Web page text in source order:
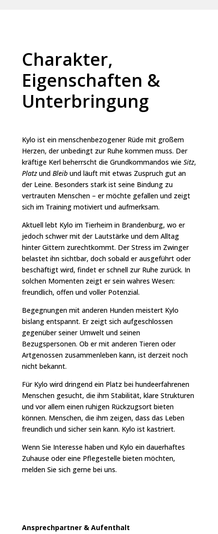
Charakter,
Eigenschaften &
Unterbringung
Kylo ist ein menschenbezogener Rüde mit großem
Herzen, der unbedingt zur Ruhe kommen muss. Der
kräftige Kerl beherrscht die Grundkommandos wie Sitz,
Platzund Bleibund läuft mit etwas Zuspruch gut an
der Leine. Besonders stark ist seine Bindung zu
vertrauten Menschen – er möchte gefallen und zeigt
sich im Training motiviert und aufmerksam.
Aktuell lebt Kylo im Tierheim in Brandenburg, wo er
jedoch schwer mit der Lautstärke und dem Alltag
hinter Gittern zurechtkommt. Der Stress im Zwinger
belastet ihn sichtbar, doch sobald er ausgeführt oder
beschäftigt wird, findet er schnell zur Ruhe zurück. In
solchen Momenten zeigt er sein wahres Wesen:
freundlich, offen und voller Potenzial.
Begegnungen mit anderen Hunden meistert Kylo
bislang entspannt. Er zeigt sich aufgeschlossen
gegenüber seiner Umwelt und seinen
Bezugspersonen. Ob er mit anderen Tieren oder
Artgenossen zusammenleben kann, ist derzeit noch
nicht bekannt.
Für Kylo wird dringend ein Platz bei hundeerfahrenen
Menschen gesucht, die ihm Stabilität, klare Strukturen
und vor allem einen ruhigen Rückzugsort bieten
können. Menschen, die ihm zeigen, dass das Leben
freundlich und sicher sein kann. Kylo ist kastriert.
Wenn Sie Interesse haben und Kylo ein dauerhaftes
Zuhause oder eine Pflegestelle bieten möchten,
melden Sie sich gerne bei uns.
Ansprechpartner &Aufenthalt